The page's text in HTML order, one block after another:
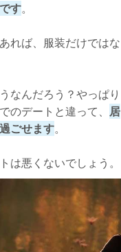
す。
れば、服装だけではな
なんだろう？やっぱり
デートと違って、 居
ごせます。
悪くないでしょう。